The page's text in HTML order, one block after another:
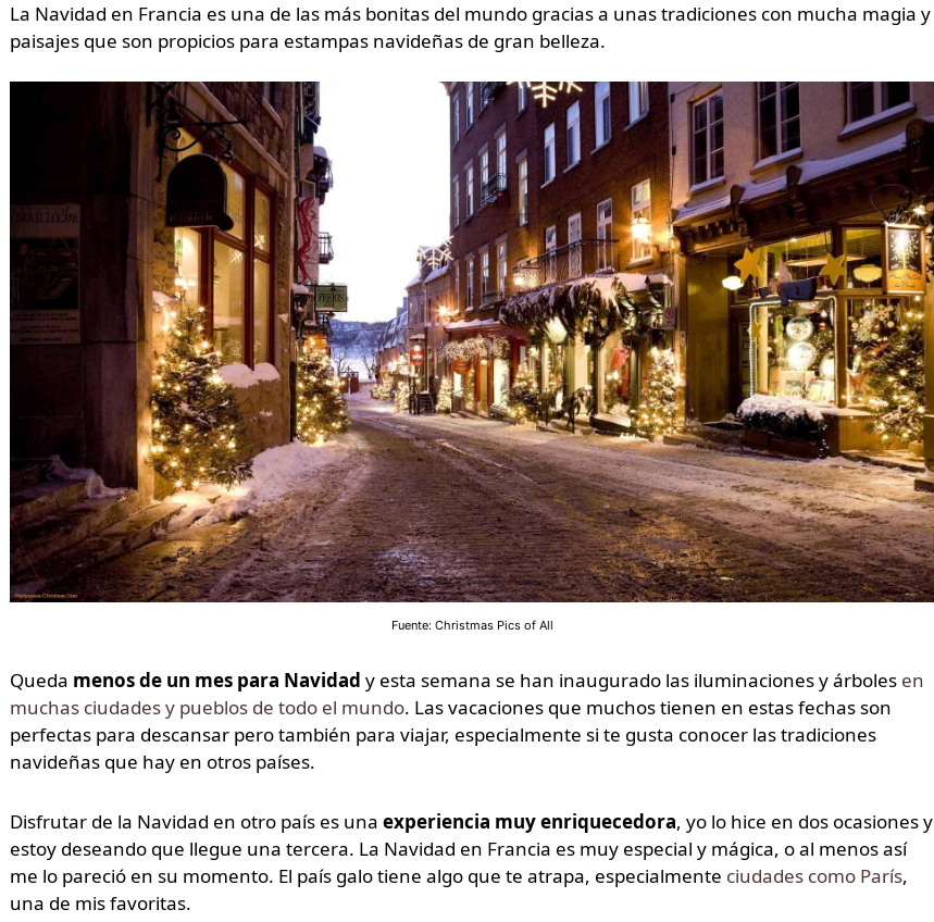
La Navidad en Francia es una de las más bonitas del mundo gracias a unas tradiciones con mucha magia y
paisajes que son propicios para estampas navideñas de gran belleza.
Fuente: Christmas Pics of All
Queda menos de un mes para Navidad y esta semana se han inaugurado las iluminaciones y árboles en
muchas ciudades y pueblos de todo el mundo. Las vacaciones que muchos tienen en estas fechas son
perfectas para descansar pero también para viajar, especialmente si te gusta conocer las tradiciones
navideñas que hay en otros países.
Disfrutar de la Navidad en otro país es una experiencia muy enriquecedora, yo lo hice en dos ocasiones y
estoy deseando que llegue una tercera. La Navidad en Francia es muy especial y mágica, o al menos así
me lo pareció en su momento. El país galo tiene algo que te atrapa, especialmente ciudades como París,
una de mis favoritas.